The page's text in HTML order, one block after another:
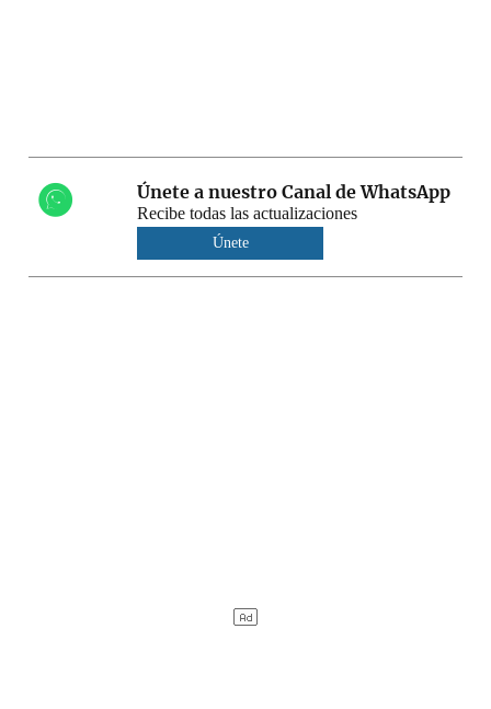
Únete a nuestro Canal de WhatsApp
Recibe todas las actualizaciones
Únete